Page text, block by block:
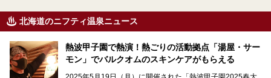
北海道のニフティ温泉ニュース
熱波甲子園で熱演！熱ごりの活動拠点「湯屋・サー
モン」でバルクオムのスキンケアがもらえる